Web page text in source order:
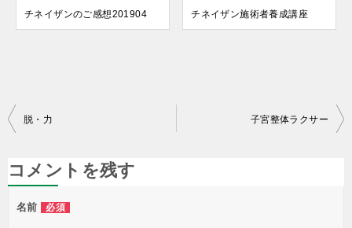
チネイザンのご感想201904 チネイザン施術者養成講座
投
ナ
ビ
ゲ
脱・力 子宮整体ラクサー
コメントを残す
名前 必須